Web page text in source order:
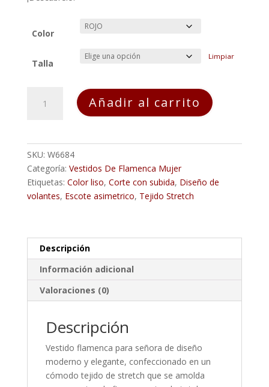
Color
Talla
Limpiar
Flamenca
Añadir al carrito
SKU: W6684
Categoría: Vestidos De Flamenca Mujer
Etiquetas: Color liso, Corte con subida, Diseño de
volantes, Escote asimetrico, Tejido Stretch
Descripción
Información adicional
Valoraciones (0)
Descripción
Vestido flamenca para señora de diseño
moderno y elegante, confeccionado en un
cómodo tejido de stretch que se amolda